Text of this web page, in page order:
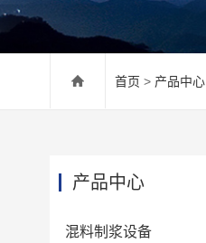
首页 > 产品中心
产品中心
混料制浆设备